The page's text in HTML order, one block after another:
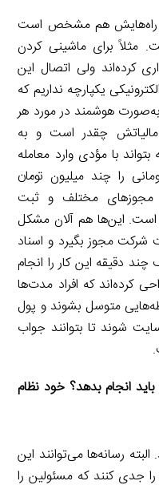
راه‌هایش هم مشخص است
مثلاً برای ماشینی کردن
کرده‌اند ولی اتصال این
یکپارچه نداریم که
به‌صورت هوشمند در مورد هر
چقدر است و به
با مؤدی وارد معامله
را چند میلیون تومان
مختلف و ثبت
است. این‌ها هم آلان مشکل
شرکت مجوز بگیرد و اسناد
دقیقه این کار را انجام
کرده‌اند که افراد مدت‌ها
متوسل بشوند و پول
شوند تا بتوانند جواب
انجام بدهد؟ خود نظام
البته رسانه‌ها می‌توانند این
جدی کنند که مسئولین را